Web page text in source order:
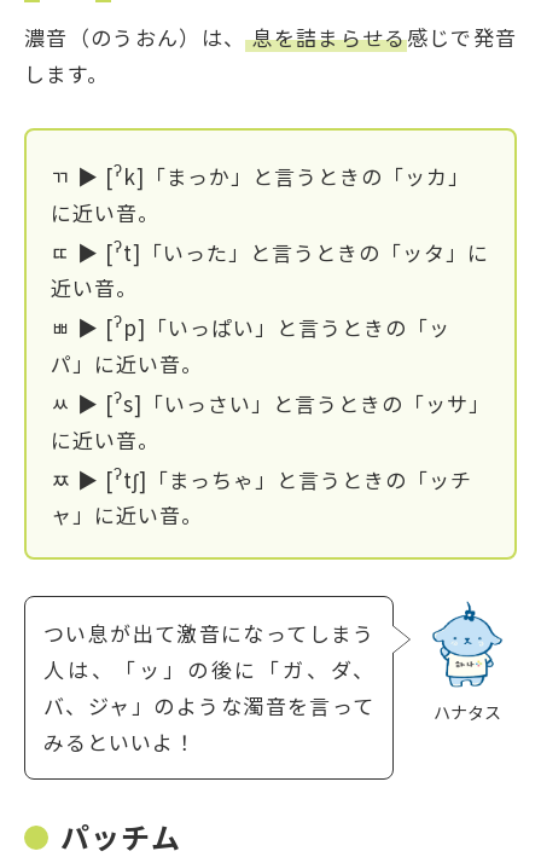
濃音（のうおん）は、息を詰まらせる感じで発音
します。
ㄲ ▶ [ʔk]「まっか」と言うときの「ッカ」
に近い音。
ㄸ ▶ [ʔt]「いった」と言うときの「ッタ」に
近い音。
ㅃ ▶ [ʔp]「いっぱい」と言うときの「ッ
パ」に近い音。
ㅆ ▶ [ʔs]「いっさい」と言うときの「ッサ」
に近い音。
ㅉ ▶ [ʔtʃ]「まっちゃ」と言うときの「ッチ
ャ」に近い音。
ハナタス
つい息が出て激音になってしまう
人は、「ッ」の後に「ガ、ダ、
バ、ジャ」のような濁音を言って
みるといいよ！
パッチム